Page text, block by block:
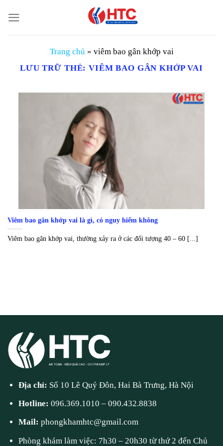
đến
nội
Trang chủ » viêm bao gân khớp vai
LƯU TRỮ THẺ:VIÊM BAO GÂN KHỚP VAI
Viêm bao gân khớp vai là gì, có nguy hiểm không
Viêm bao gân khớp vai, thường xảy ra ở các đối tượng 40 – 60 [...]
Địa chỉ: Số 10 Lê Quý Đôn, Hai Bà Trưng, Hà Nội
Hotline:096.369.1010 –090.432.8838
Mail:phongkhamhtc@gmail.com
Phòng khám làm việc: 7h30 – 20h30 từ thứ 2 đến Chủ